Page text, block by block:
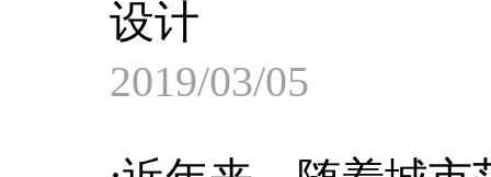
设计
2019/03/05